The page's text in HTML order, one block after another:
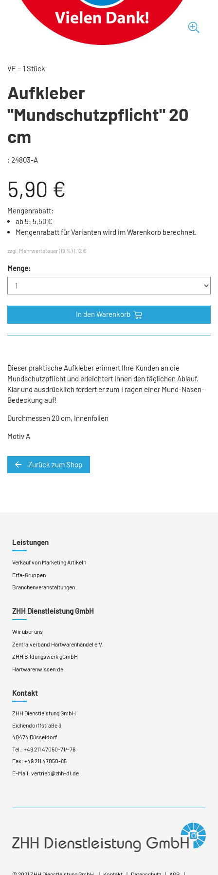
VE = 1 Stück
Aufkleber
"Mundschutzpflicht" 20
cm
: 24803-A
5,90 €
Mengenrabatt:
ab 5: 5,50 €
Mengenrabatt für Varianten wird im Warenkorb berechnet.
zzgl. Mehrwertsteuer (19 %) 1,12 €
Menge:
In den Warenkorb
Dieser praktische Aufkleber erinnert Ihre Kunden an die
Mundschutzpflicht und erleichtert Ihnen den täglichen Ablauf.
Klar und ausdrücklich fordert er zum Tragen einer Mund-Nasen-
Bedeckung auf!
Durchmessen 20 cm, Innenfolien
Motiv A
Zurück zum Shop
Leistungen
Verkauf von Marketing Artikeln
Erfa-Gruppen
Branchenveranstaltungen
ZHH Dienstleistung GmbH
Wir über uns
Zentralverband Hartwarenhandel e.V.
ZHH Bildungswerk gGmbH
Hartwarenwissen.de
Kontakt
ZHH Dienstleistung GmbH
Eichendorffstraße 3
40474 Düsseldorf
Tel.: +49 211 47050-71/-76
Fax: +49 211 47050-85
E-Mail: vertrieb@zhh-dl.de